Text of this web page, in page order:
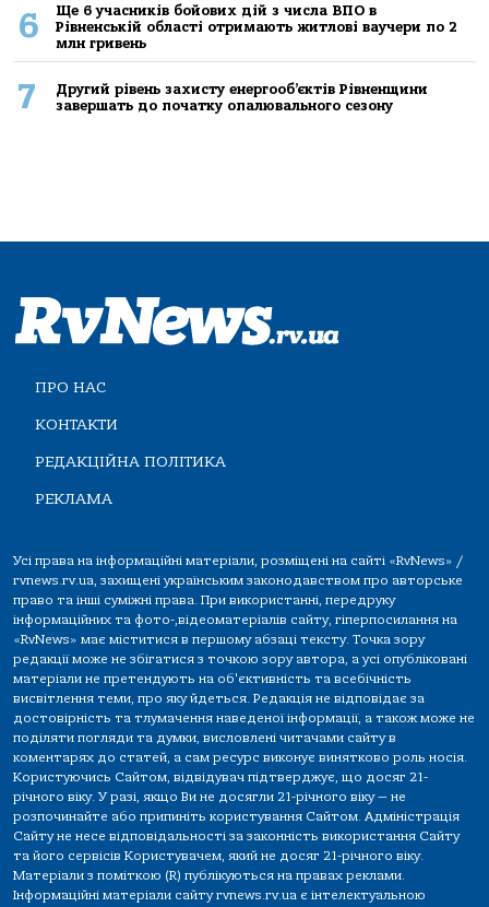
6
Ще 6 учасників бойових дій з числа ВПО в
Рівненській області отримають житлові ваучери по 2
млн гривень
7
Другий рівень захисту енергооб’єктів Рівненщини
завершать до початку опалювального сезону
ПРО НАС
КОНТАКТИ
РЕДАКЦІЙНА ПОЛІТИКА
РЕКЛАМА
Усі права на інформаційні матеріали, розміщені на сайті «RvNews» /
rvnews.rv.ua, захищені українським законодавством про авторське
право та інші суміжні права. При використанні, передруку
інформаційних та фото-,відеоматеріалів сайту, гіперпосилання на
«RvNews» має міститися в першому абзаці тексту. Точка зору
редакції може не збігатися з точкою зору автора, а усі опубліковані
матеріали не претендують на об'єктивність та всебічність
висвітлення теми, про яку йдеться. Редакція не відповідає за
достовірність та тлумачення наведеної інформації, а також може не
поділяти погляди та думки, висловлені читачами сайту в
коментарях до статей, а сам ресурс виконує винятково роль носія.
Користуючись Сайтом, відвідувач підтверджує, що досяг 21-
річного віку. У разі, якщо Ви не досягли 21-річного віку — не
розпочинайте або припиніть користування Сайтом. Адміністрація
Сайту не несе відповідальності за законність використання Сайту
та його сервісів Користувачем, який не досяг 21-річного віку.
Матеріали з поміткою (R) публікуються на правах реклами.
Інформаційні матеріали сайту rvnews.rv.ua є інтелектуальною